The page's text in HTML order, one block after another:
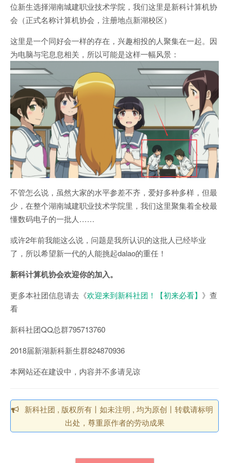
位新生选择湖南城建职业技术学院，我们这里是新科计算机协
会（正式名称计算机协会，注册地点新湖校区）
这里是一个同好会一样的存在，兴趣相投的人聚集在一起。因
为电脑与宅息息相关，所以可能是这样一幅风景：
不管怎么说，虽然大家的水平参差不齐，爱好多种多样，但最
少，在整个湖南城建职业技术学院里，我们这里聚集着全校最
懂数码电子的一批人……
或许2年前我能这么说，问题是我所认识的这批人已经毕业
了，所以希望新一代的人能挑起dalao的重任！
新科计算机协会欢迎你的加入。
更多本社团信息请去《欢迎来到新科社团！【初来必看】 》查
看
新科社团QQ总群795713760
2018届新湖新科新生群824870936
本网站还在建设中，内容并不多请见谅
新科社团 , 版权所有丨如未注明 , 均为原创丨转载请标明
出处，尊重原作者的劳动成果